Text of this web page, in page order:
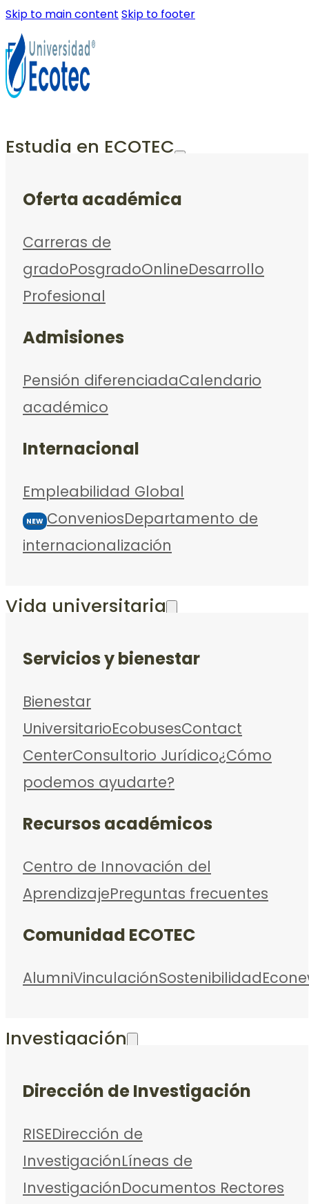
Skip to main content Skip to footer
Estudia en ECOTEC
Oferta académica
Carreras de
gradoPosgradoOnlineDesarrollo
Profesional
Admisiones
Pensión diferenciadaCalendario
académico
Internacional
Empleabilidad Global
NEW ConveniosDepartamento de
internacionalización
Vida universitaria
Servicios y bienestar
Bienestar
UniversitarioEcobusesContact
CenterConsultorio Jurídico¿Cómo
podemos ayudarte?
Recursos académicos
Centro de Innovación del
AprendizajePreguntas frecuentes
Comunidad ECOTEC
AlumniVinculaciónSostenibilidad
Investigación
Dirección de Investigación
RISEDirección de
InvestigaciónLíneas de
InvestigaciónDocumentos Rectores